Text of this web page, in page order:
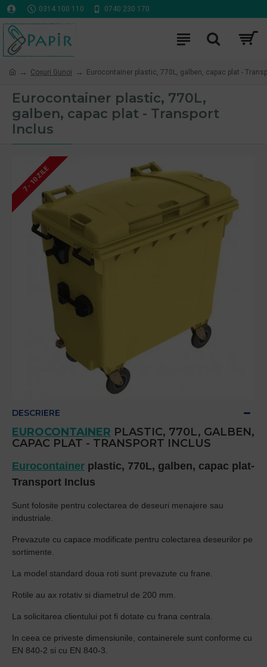
0314 100 110 0740 230 170
Coşuri Gunoi Eurocontainer plastic, 770L, galben, capac plat -
Eurocontainer plastic, 770L,
galben, capac plat - Transport
Inclus
7 - 10 ZILE
DESCRIERE
EUROCONTAINER PLASTIC, 770L, GALBEN,
CAPAC PLAT - TRANSPORT INCLUS
Eurocontainer plastic, 770L, galben, capac plat-
Transport Inclus
Sunt folosite pentru colectarea de deseuri menajere sau
industriale.
Prevazute cu capace modificate pentru colectarea deseurilor pe
sortimente.
La model standard doua roti sunt prevazute cu frane.
Rotile au ax rotativ si diametrul de 200 mm.
La solicitarea clientului pot fi dotate cu frana centrala.
In ceea ce priveste dimensiunile, containerele sunt conforme cu
EN 840-2 si cu EN 840-3.